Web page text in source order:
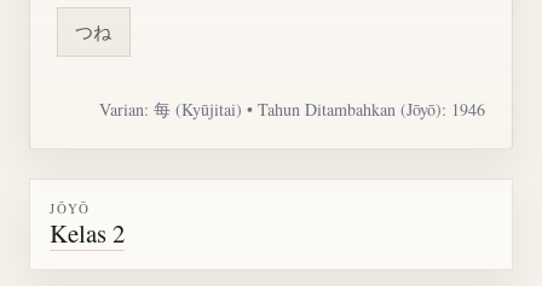
つね
Varian:每 (Kyūjitai) • Tahun Ditambahkan (Jōyō): 1946
JŌYŌ
Kelas 2